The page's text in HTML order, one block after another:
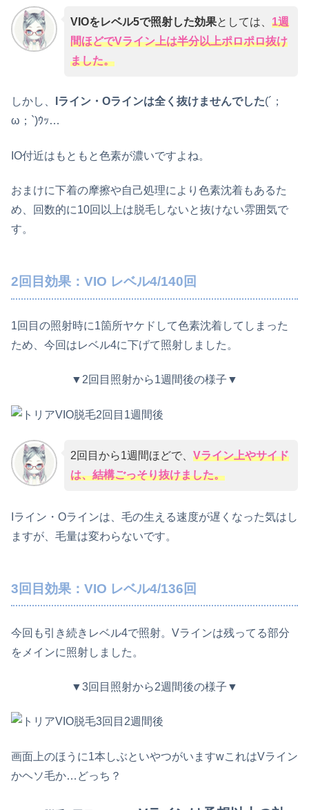
VIOをレベル5で照射した効果としては、 1週
間ほどでVライン上は半分以上ポロポロ抜け
ました。
しかし、 Iライン・Oラインは全く抜けませんでした(´；
ω；`)ｳｯ…
IO付近はもともと色素が濃いですよね。
おまけに下着の摩擦や自己処理により色素沈着もあるた
め、回数的に10回以上は脱毛しないと抜けない雰囲気で
す。
2回目効果：VIO レベル4/140回
1回目の照射時に1箇所ヤケドして色素沈着してしまった
ため、今回はレベル4に下げて照射しました。
▼2回目照射から1週間後の様子▼
2回目から1週間ほどで、 Vライン上やサイド
は、結構ごっそり抜けました。
Iライン・Oラインは、毛の生える速度が遅くなった気はし
ますが、毛量は変わらないです。
3回目効果：VIO レベル4/136回
今回も引き続きレベル4で照射。Vラインは残ってる部分
をメインに照射しました。
▼3回目照射から2週間後の様子▼
画面上のほうに1本しぶといやつがいますwこれはVライン
かヘソ毛か…どっち？